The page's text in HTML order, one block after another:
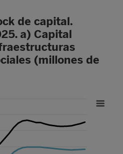
de capital.
a) Capital
(millones de